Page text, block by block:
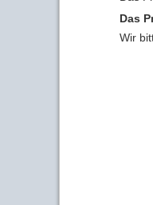
Das
Wir